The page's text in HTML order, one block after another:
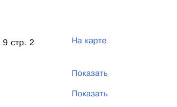
9 стр. 2
На карте
Показать
Показать